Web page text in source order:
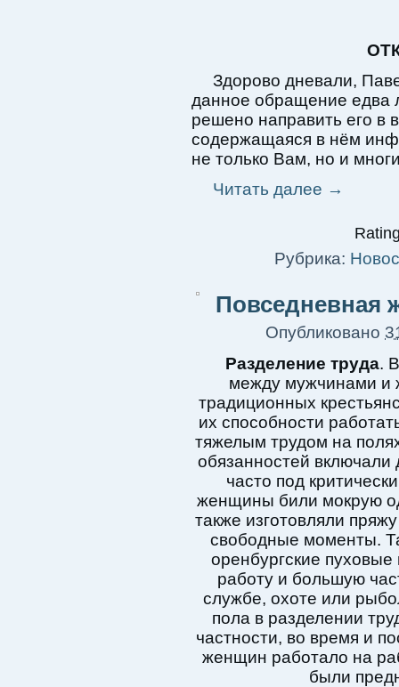
Здорово дневали,
данное обращение едва
решено направить его в
содержащаяся в нём
не только Вам, но и
Читать далее →
Рубрика:
Повседневная
Опубликовано
Разделение труда.
между мужчинами и
традиционных
их способности
тяжелым трудом на
обязанностей
часто под
женщины били мокрую
также изготовляли
свободные моменты.
оренбургские
работу и большую
службе, охоте или
пола в разделении
частности, во время и
женщин работало на
были